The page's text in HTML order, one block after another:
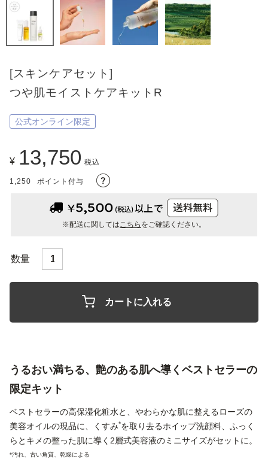
[スキンケアセット]
つや肌モイストケアキットR
公式オンライン限定
¥ 13,750 税込
1,250 ポイント付与
※配送に関しては こちら をご確認ください。
カートに入れる
うるおい満ちる、艶のある肌へ導くベストセラーの
限定キット
ベストセラーの高保湿化粧水と、やわらかな肌に整えるローズの
美容オイルの現品に、くすみ*を取り去るホイップ洗顔料、ふっく
らとキメの整った肌に導く2層式美容液のミニサイズがセットに。
*汚れ、古い角質、乾燥による